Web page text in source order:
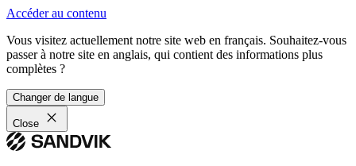
Accéder au contenu
Vous visitez actuellement notre site web en français. Souhaitez-vous
passer à notre site en anglais, qui contient des informations plus
complètes ?
Changer de langue
Close